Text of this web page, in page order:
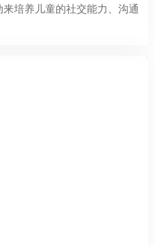
培养儿童的社交能力、沟通